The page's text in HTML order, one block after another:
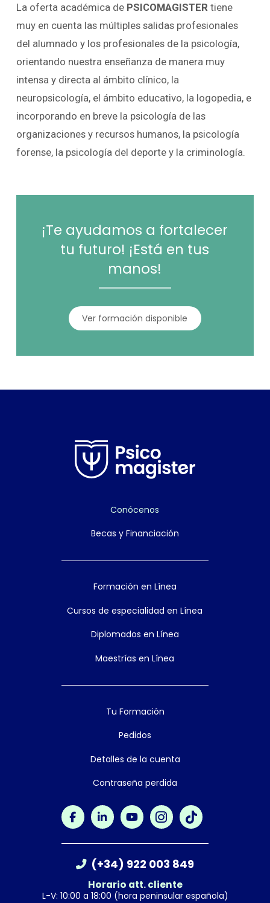
La oferta académica de PSICOMAGISTERtiene
muy en cuenta las múltiples salidas profesionales
del alumnado y los profesionales de la psicología,
orientando nuestra enseñanza de manera muy
intensa y directa al ámbito clínico, la
neuropsicología, el ámbito educativo, la logopedia, e
incorporando en breve la psicología de las
organizaciones y recursos humanos, la psicología
forense, la psicología del deporte y la criminología.
¡Te ayudamos a fortalecer
tu futuro! ¡Está en tus
manos!
Ver formación disponible
Conócenos
Becas y Financiación
Formación en Línea
Cursos de especialidad en Línea
Diplomados en Línea
Maestrías en Línea
Tu Formación
Pedidos
Detalles de la cuenta
Contraseña perdida
(+34) 922 003 849
Horario att. cliente
L-V: 10:00 a 18:00 (hora peninsular española)